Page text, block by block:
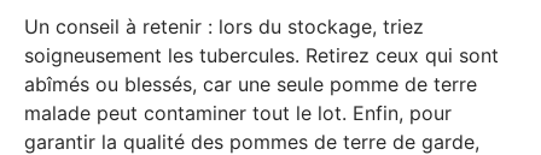
Un conseil à retenir : lors du stockage, triez
soigneusement les tubercules. Retirez ceux qui sont
abîmés ou blessés, car une seule pomme de terre
malade peut contaminer tout le lot. Enfin, pour
garantir la qualité des pommes de terre de garde,